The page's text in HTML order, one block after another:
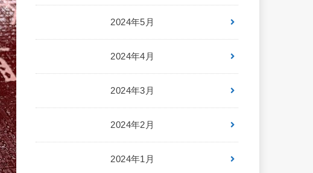
2024年5月
2024年4月
2024年3月
2024年2月
2024年1月